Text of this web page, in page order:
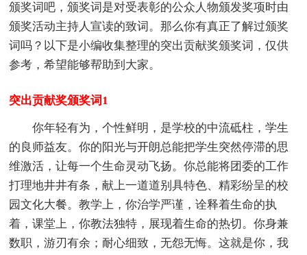
颁奖词吧，颁奖词是对受表彰的公众人物颁发奖项时由
颁奖活动主持人宣读的致词。那么你有真正了解过颁奖
词吗？以下是小编收集整理的突出贡献奖颁奖词，仅供
参考，希望能够帮助到大家。
突出贡献奖颁奖词1
你年轻有为，个性鲜明，是学校的中流砥柱，学生
的良师益友。你的阳光与开朗总能把学生突然停滞的思
维激活，让每一个生命灵动飞扬。你总能将团委的工作
打理地井井有条，献上一道道别具特色、精彩纷呈的校
园文化大餐。教学上，你治学严谨，诠释着生命的执
着，课堂上，你教法独特，展现着生命的热切。你身兼
数职，游刃有余；耐心细致，无怨无悔。这就是你，我